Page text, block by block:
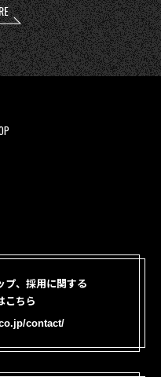
プ、採用に関する
こちら
contact/